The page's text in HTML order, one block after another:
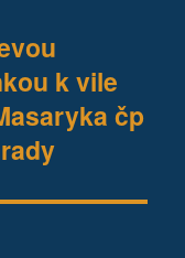
k vile
čp